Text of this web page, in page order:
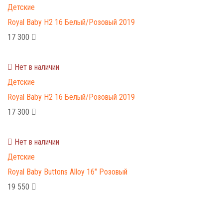
Детские
Royal Baby H2 16 Белый/Розовый 2019
17 300
Нет в наличии
Детские
Royal Baby H2 16 Белый/Розовый 2019
17 300
Нет в наличии
Детские
Royal Baby Buttons Alloy 16" Розовый
19 550